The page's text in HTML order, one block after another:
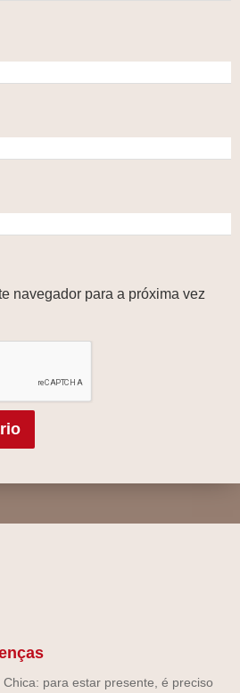
navegador para a próxima vez
Chica: para estar presente, é preciso